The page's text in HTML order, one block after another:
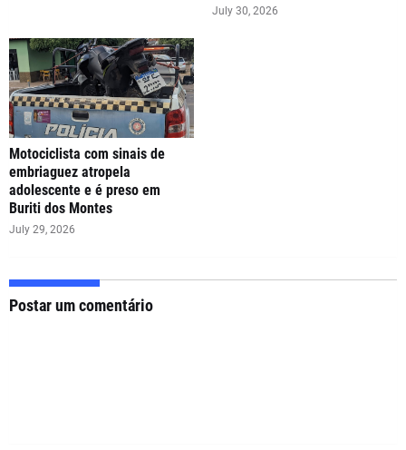
July 30, 2026
Motociclista com sinais de
embriaguez atropela
adolescente e é preso em
Buriti dos Montes
July 29, 2026
Postar um comentário